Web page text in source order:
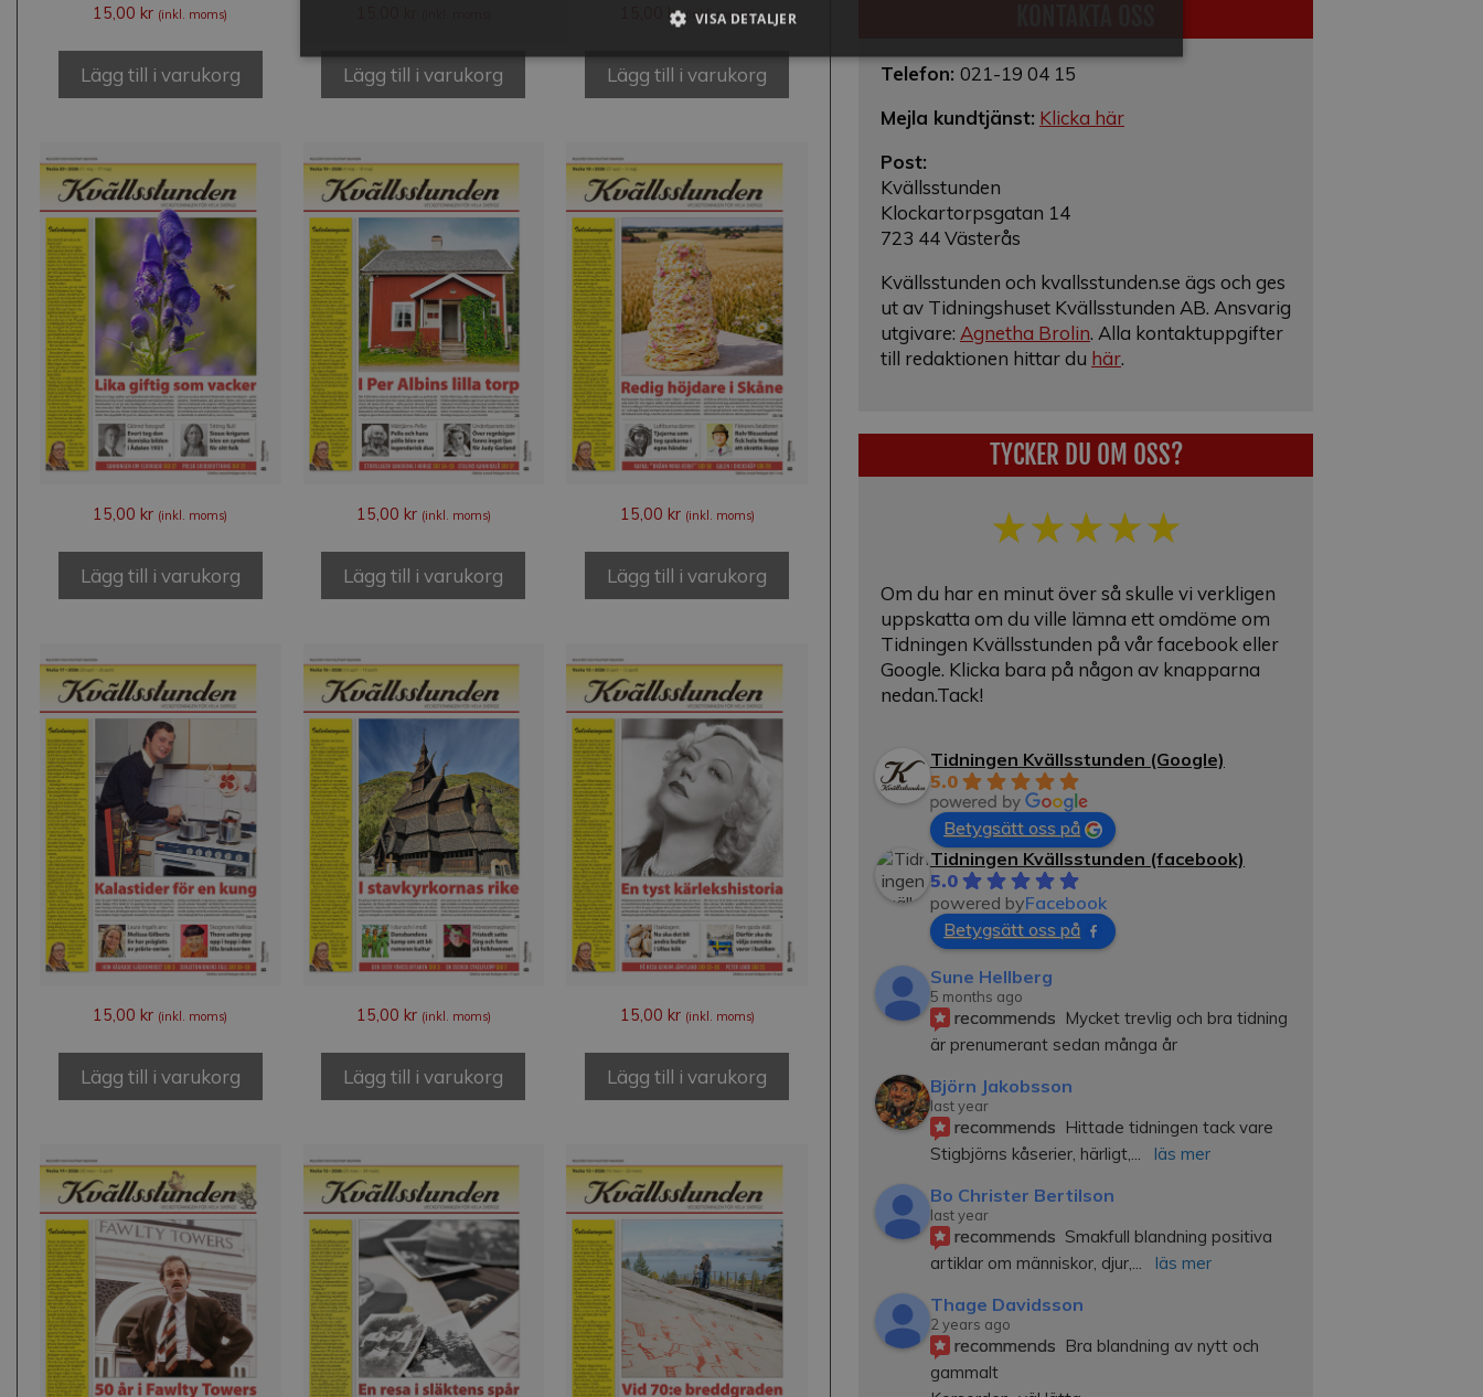
15,00kr (inkl. moms)
Lägg till i varukorg Lägg till i varukorg
kr (inkl. moms)
Lägg till i varukorg
15,00kr (inkl. moms)
Lägg till i varukorg
15,00 kr (inkl. moms)
Lägg till i varukorg
15,00 kr (inkl. moms)
Lägg till i varukorg
15,00kr (inkl. moms)
Lägg till i varukorg
15,00 kr (inkl. moms)
Lägg till i varukorg
15,00 kr (inkl. moms)
Lägg till i varukorg
Telefon: 021-19 04 15
Mejla kundtjänst: Klicka här
Post:
Kvällsstunden
Klockartorpsgatan 14
723 44 Västerås
Kvällsstunden och kvallsstunden.se ägs och ges
ut av Tidningshuset Kvällsstunden AB. Ansvarig
utgivare: Agnetha Brolin. Alla kontaktuppgifter
till redaktionen hittar du här.
TYCKER DU OM OSS?
★★★★★
Om du har en minut över så skulle vi verkligen
uppskatta om du ville lämna ett omdöme om
Tidningen Kvällsstunden på vår facebook eller
Google. Klicka bara på någon av knapparna
nedan.Tack!
Tidningen Kvällsstunden (Google)
5.0
Betygsätt oss på
Tidningen Kvällsstunden (facebook)
5.0
powered byFacebook
Betygsätt oss på
Sune Hellberg
5 months ago
recommends Mycket trevlig och bra tidning
är prenumerant sedan många år
Björn Jakobsson
last year
recommends Hittade tidningen tack vare
Stigbjörns kåserier, härligt,... läs mer
Bo Christer Bertilson
last year
recommends Smakfull blandning positiva
artiklar om människor, djur,... läs mer
Thage Davidsson
2 years ago
recommends Bra blandning av nytt och
gammalt
VISA DETALJER